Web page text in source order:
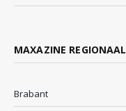
MAXAZINE REGIONAAL
Brabant